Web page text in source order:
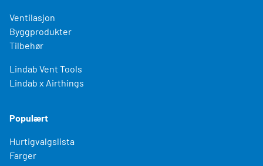
Ventilasjon
Byggprodukter
Tilbehør
Lindab Vent Tools
Lindab x Airthings
Populært
Hurtigvalgslista
Farger